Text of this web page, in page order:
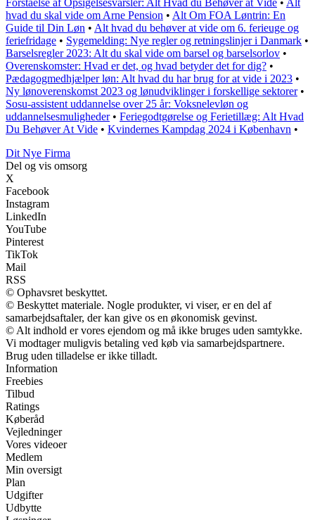
hvad du skal vide om Arne Pension • Alt Om FOA Løntrin: En
Guide til Din Løn • Alt hvad du behøver at vide om 6. ferieuge og
feriefridage • Sygemelding: Nye regler og retningslinjer i Danmark •
Barselsregler 2023: Alt du skal vide om barsel og barselsorlov •
Overenskomster: Hvad er det, og hvad betyder det for dig? •
Pædagogmedhjælper løn: Alt hvad du har brug for at vide i 2023 •
Ny lønoverenskomst 2023 og lønudviklinger i forskellige sektorer•
Sosu-assistent uddannelse over 25 år: Voksnelevløn og
uddannelsesmuligheder• Feriegodtgørelse og Ferietillæg: Alt Hvad
Du Behøver At Vide • Kvindernes Kampdag 2024 i København •
Dit Nye Firma
Del og vis omsorg
X
Facebook
Instagram
LinkedIn
YouTube
Pinterest
TikTok
Mail
RSS
© Ophavsret beskyttet.
© Beskyttet materiale. Nogle produkter, vi viser, er en del af
samarbejdsaftaler, der kan give os en økonomisk gevinst.
© Alt indhold er vores ejendom og må ikke bruges uden samtykke.
Vi modtager muligvis betaling ved køb via samarbejdspartnere.
Brug uden tilladelse er ikke tilladt.
Information
Freebies
Tilbud
Ratings
Køberåd
Vejledninger
Vores videoer
Medlem
Min oversigt
Plan
Udgifter
Udbytte